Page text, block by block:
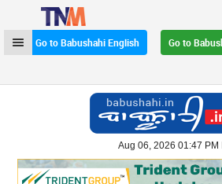
Go to Babushahi English
Go to
Aug 06, 2026 01:47 PM